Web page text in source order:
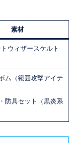
素材
ウィザースケルト
ム（範囲攻撃アイテ
防具セット（黒炎系